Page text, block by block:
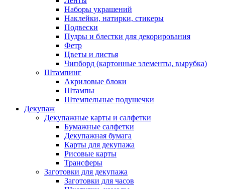
Наборы украшений
Наклейки, натирки, стикеры
Подвески
Пудры и блестки для декорирования
Фетр
Цветы и листья
Чипборд (картонные элементы, вырубка)
Штампинг
Акриловые блоки
Штампы
Штемпельные подушечки
Декупаж
Декупажные карты и салфетки
Бумажные салфетки
Декупажная бумага
Карты для декупажа
Рисовые карты
Трансферы
Заготовки для декупажа
Заготовки для часов